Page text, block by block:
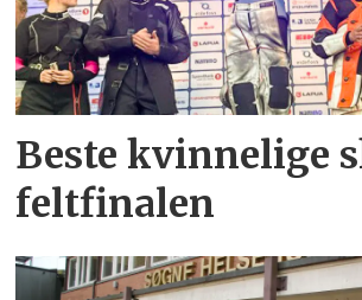
Beste kvinnelige
feltfinalen